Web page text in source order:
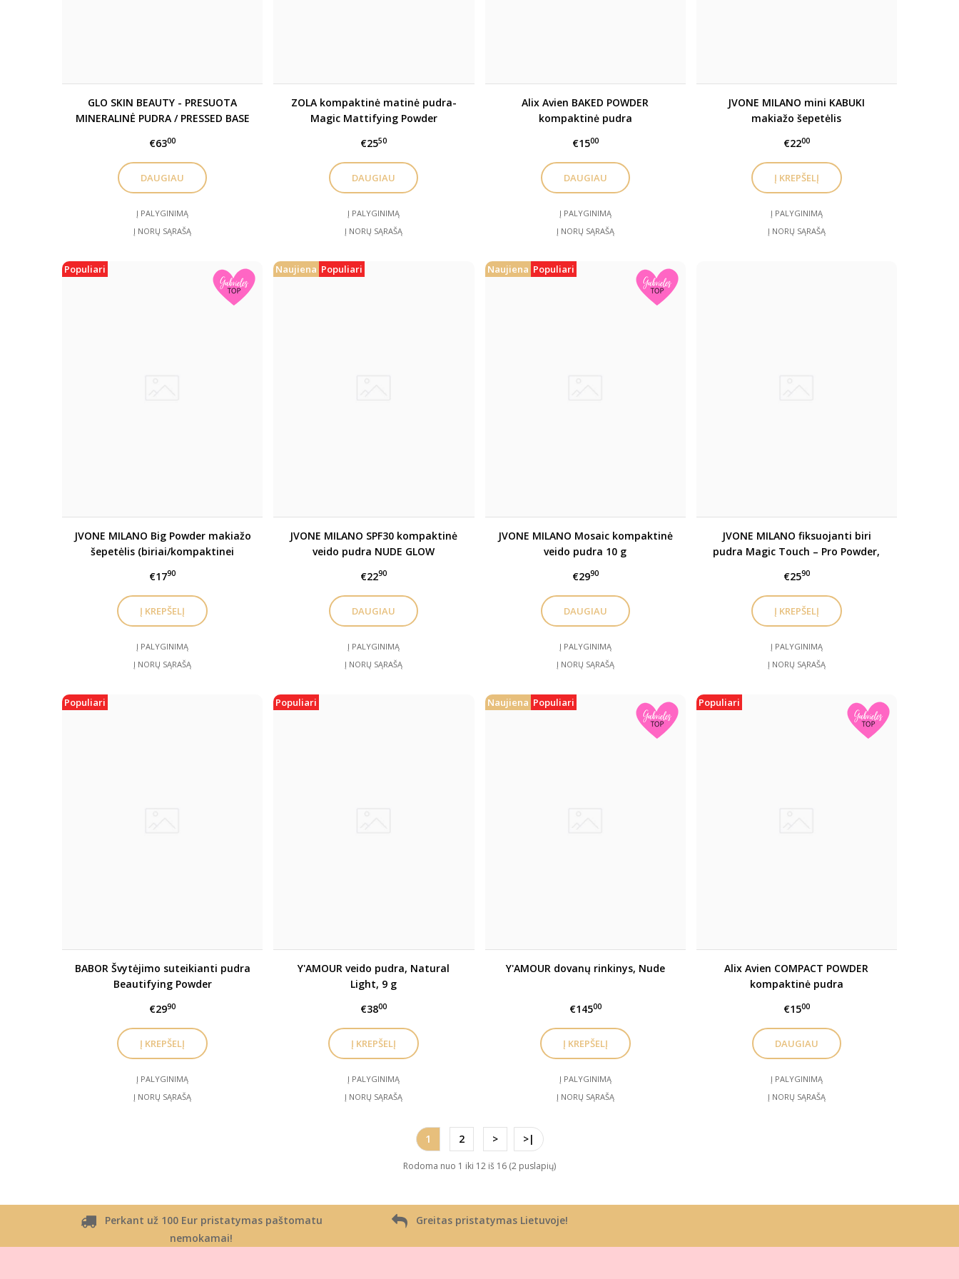
GLO SKIN BEAUTY - PRESUOTA
MINERALINĖ PUDRA / PRESSED BASE
€6300
DAUGIAU
Į PALYGINIMĄ
Į NORŲ SĄRAŠĄ
ZOLA kompaktinė matinė pudra-
Magic Mattifying Powder
€2550
DAUGIAU
Į PALYGINIMĄ
Į NORŲ SĄRAŠĄ
Alix Avien BAKED POWDER
kompaktinė pudra
€1500
DAUGIAU
Į PALYGINIMĄ
Į NORŲ SĄRAŠĄ
JVONE MILANO mini KABUKI
makiažo šepetėlis
€2200
Į PALYGINIMĄ
Į NORŲ SĄRAŠĄ
Populiari
JVONE MILANO Big Powder makiažo
šepetėlis (biriai/kompaktinei
€1790
Į PALYGINIMĄ
Į NORŲ SĄRAŠĄ
Naujiena Populiari
JVONE MILANO SPF30 kompaktinė
veido pudra NUDE GLOW
€2290
DAUGIAU
Į PALYGINIMĄ
Į NORŲ SĄRAŠĄ
Naujiena Populiari
JVONE MILANO Mosaic kompaktinė
veido pudra 10 g
€2990
DAUGIAU
Į PALYGINIMĄ
Į NORŲ SĄRAŠĄ
JVONE MILANO fiksuojanti biri
pudra Magic Touch – Pro Powder,
€2590
Į PALYGINIMĄ
Į NORŲ SĄRAŠĄ
Populiari
BABOR Švytėjimo suteikianti pudra
Beautifying Powder
€2990
Į PALYGINIMĄ
Į NORŲ SĄRAŠĄ
Populiari
Y'AMOUR veido pudra, Natural
Light, 9 g
€3800
Į PALYGINIMĄ
Į NORŲ SĄRAŠĄ
Naujiena Populiari
Y'AMOUR dovanų rinkinys, Nude
€14500
Į PALYGINIMĄ
Į NORŲ SĄRAŠĄ
Populiari
Alix Avien COMPACT POWDER
kompaktinė pudra
€1500
DAUGIAU
Į PALYGINIMĄ
Į NORŲ SĄRAŠĄ
1 2 > >|
Rodoma nuo 1 iki 12 iš 16 (2 puslapių)
Perkant už 100 Eur pristatymas paštomatu
nemokamai!
Greitas pristatymas Lietuvoje!